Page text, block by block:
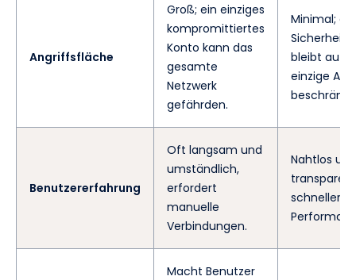
Angriffsfläche
Groß; ein einziges
kompromittiertes
Konto kann das
gesamte
Netzwerk
gefährden.
Minimal;
bleibt auf
einzige
beschränkt.
Benutzererfahrung
Oft langsam und
umständlich,
erfordert
manuelle
Verbindungen.
Nahtlos und
schnellerer
Macht Benutzer